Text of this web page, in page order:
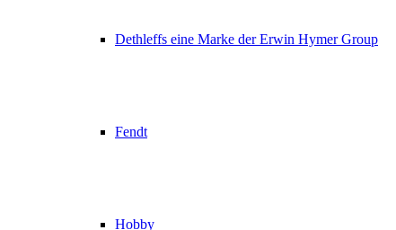
Dethleffs eine Marke der Erwin Hymer Group
Fendt
Hobby